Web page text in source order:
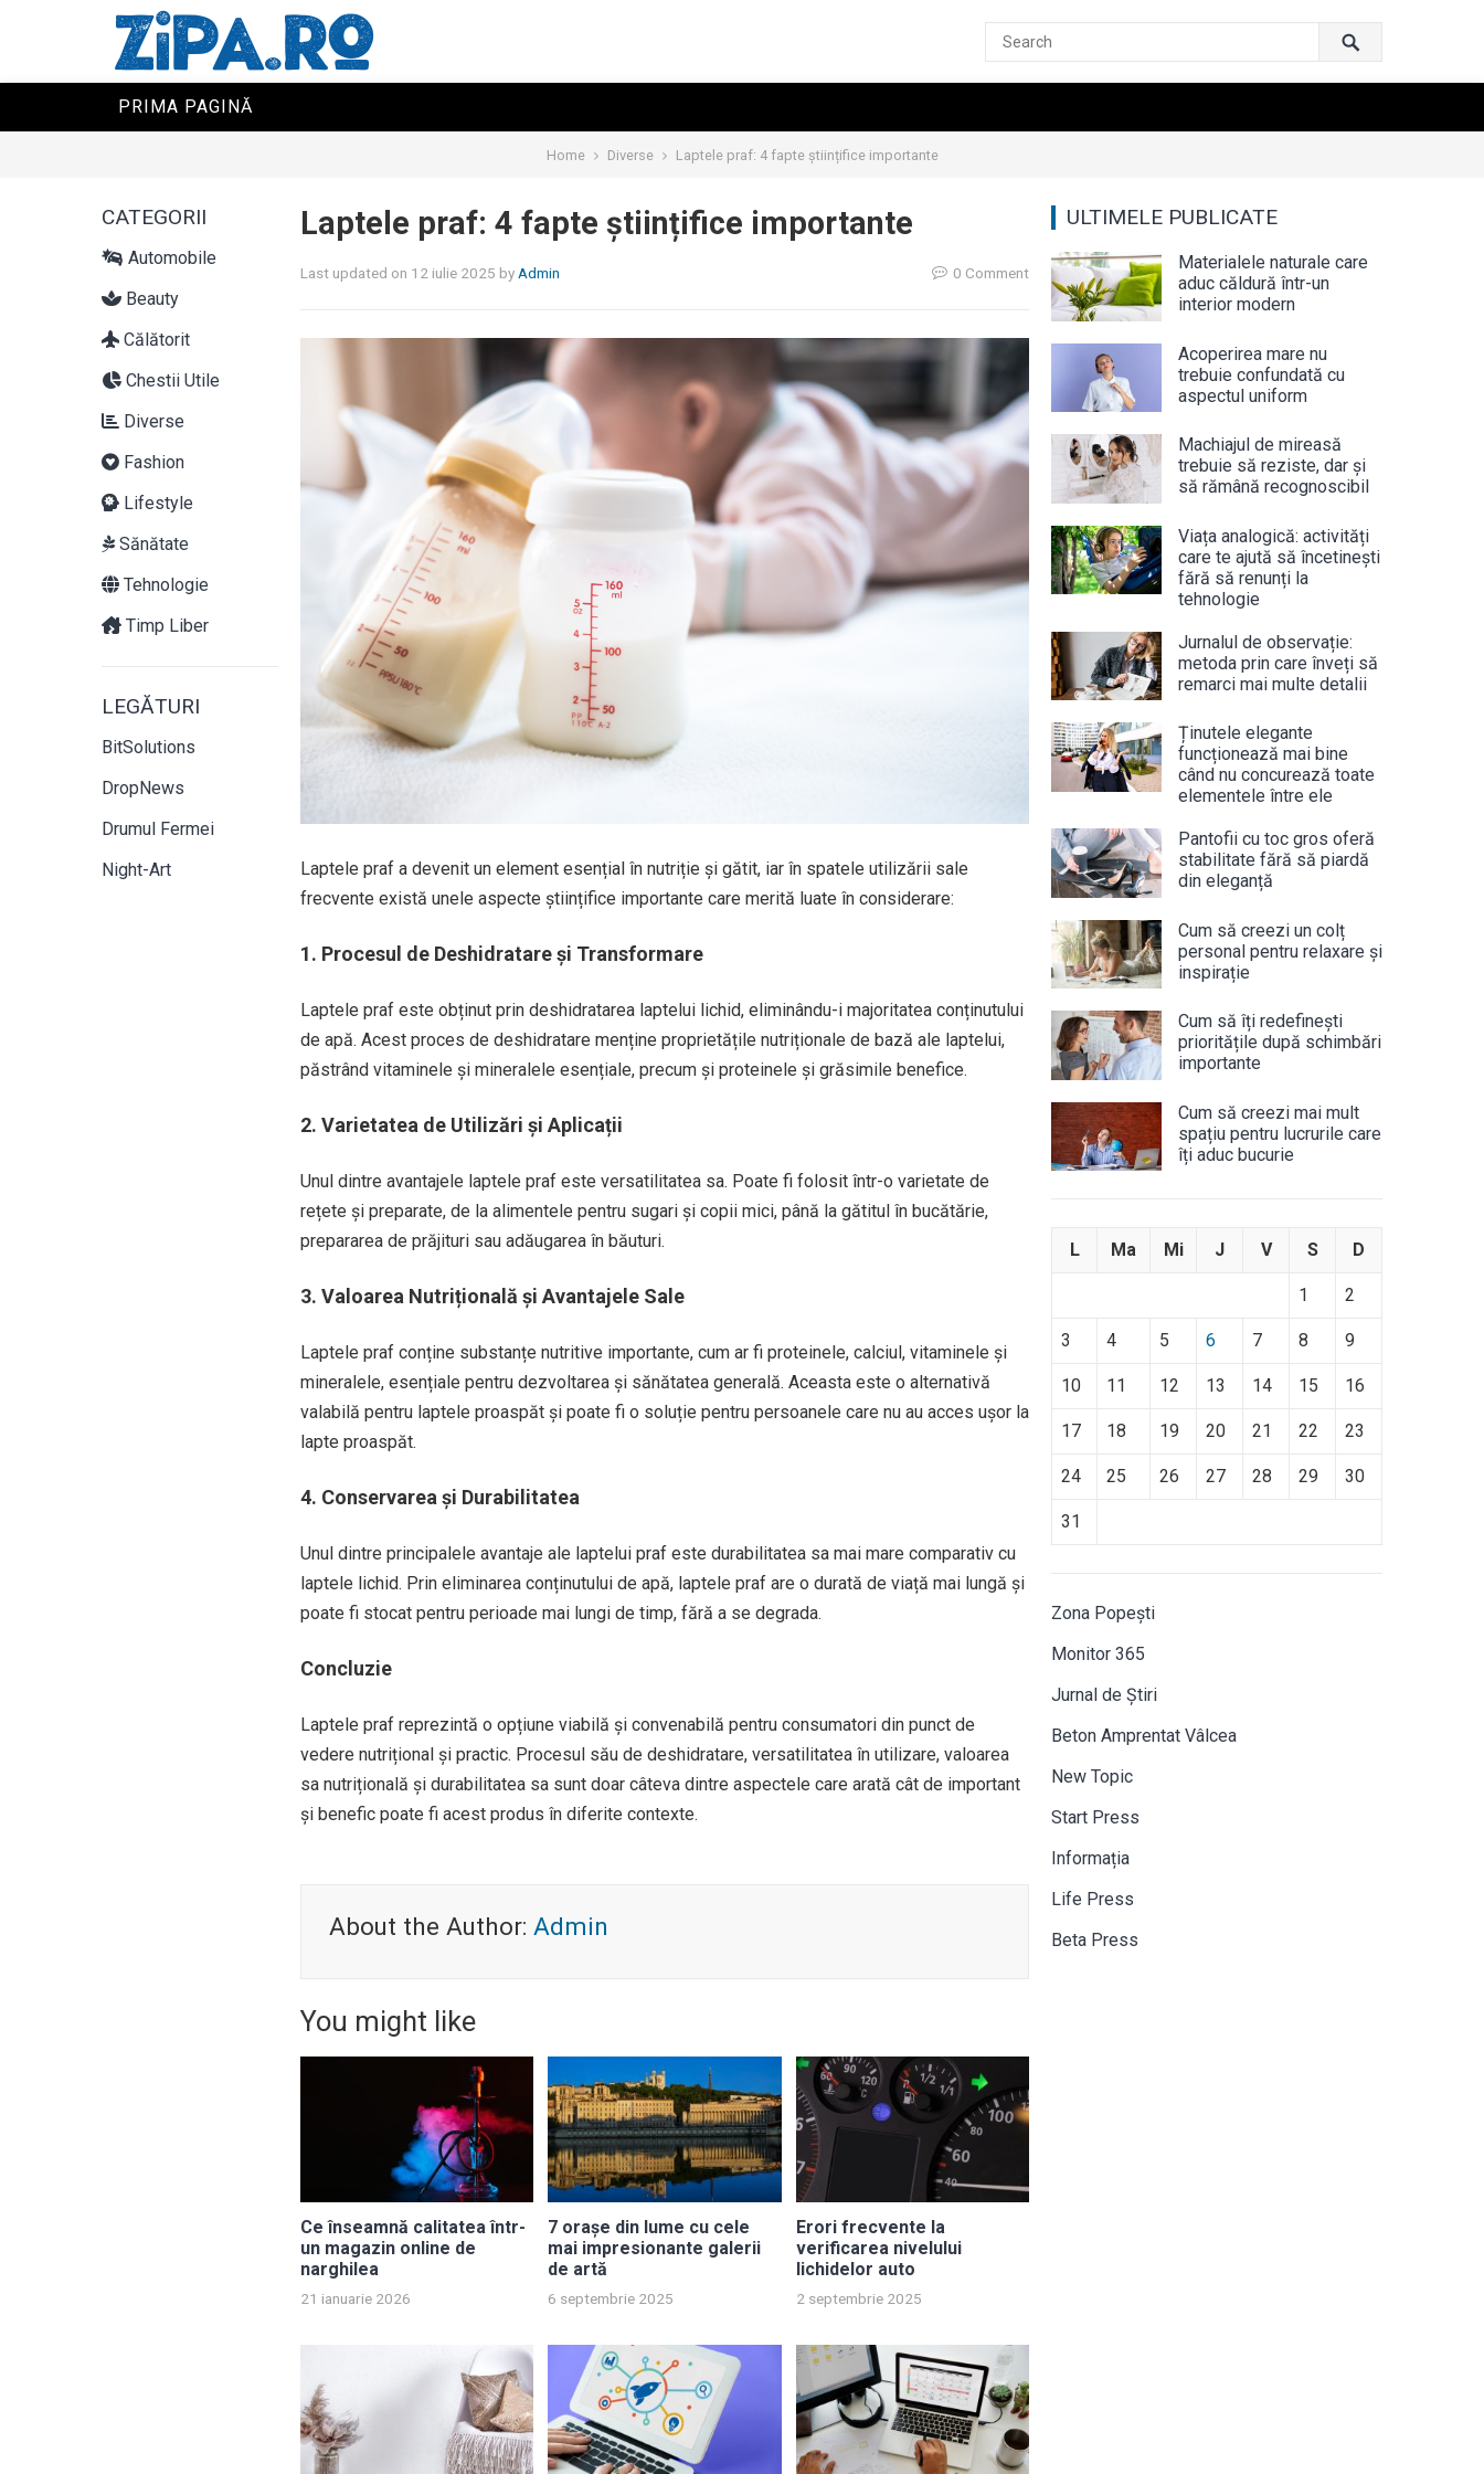
PRIMA PAGINĂ
Home Diverse Laptele praf: 4 fapte științifice importante
CATEGORII
Automobile
Beauty
Călătorit
Chestii Utile
Diverse
Fashion
Lifestyle
Sănătate
Tehnologie
Timp Liber
LEGĂTURI
BitSolutions
DropNews
Drumul Fermei
Night-Art
Laptele praf: 4 fapte științifice importante
Last updated on 12 iulie 2025 by Admin 0 Comment
Laptele praf a devenit un element esențial în nutriție și gătit, iar în spatele utilizării sale
frecvente există unele aspecte științifice importante care merită luate în considerare:
1. Procesul de Deshidratare și Transformare
Laptele praf este obținut prin deshidratarea laptelui lichid, eliminându-i majoritatea conținutului
de apă. Acest proces de deshidratare menține proprietățile nutriționale de bază ale laptelui,
păstrând vitaminele și mineralele esențiale, precum și proteinele și grăsimile benefice.
2. Varietatea de Utilizări și Aplicații
Unul dintre avantajele laptele praf este versatilitatea sa. Poate fi folosit într-o varietate de
rețete și preparate, de la alimentele pentru sugari și copii mici, până la gătitul în bucătărie,
prepararea de prăjituri sau adăugarea în băuturi.
3. Valoarea Nutrițională și Avantajele Sale
Laptele praf conține substanțe nutritive importante, cum ar fi proteinele, calciul, vitaminele și
mineralele, esențiale pentru dezvoltarea și sănătatea generală. Aceasta este o alternativă
valabilă pentru laptele proaspăt și poate fi o soluție pentru persoanele care nu au acces ușor la
lapte proaspăt.
4. Conservarea și Durabilitatea
Unul dintre principalele avantaje ale laptelui praf este durabilitatea sa mai mare comparativ cu
laptele lichid. Prin eliminarea conținutului de apă, laptele praf are o durată de viață mai lungă și
poate fi stocat pentru perioade mai lungi de timp, fără a se degrada.
Concluzie
Laptele praf reprezintă o opțiune viabilă și convenabilă pentru consumatori din punct de
vedere nutrițional și practic. Procesul său de deshidratare, versatilitatea în utilizare, valoarea
sa nutrițională și durabilitatea sa sunt doar câteva dintre aspectele care arată cât de important
și benefic poate fi acest produs în diferite contexte.
About the Author: Admin
You might like
Ce înseamnă calitatea într-
un magazin online de
narghilea
21 ianuarie 2026
7 orașe din lume cu cele
mai impresionante galerii
de artă
6 septembrie 2025
Erori frecvente la
verificarea nivelului
lichidelor auto
2 septembrie 2025
ULTIMELE PUBLICATE
Materialele naturale care
aduc căldură într-un
interior modern
Acoperirea mare nu
trebuie confundată cu
aspectul uniform
Machiajul de mireasă
trebuie să reziste, dar și
să rămână recognoscibil
Viața analogică: activități
care te ajută să încetinești
fără să renunți la
tehnologie
Jurnalul de observație:
metoda prin care înveți să
remarci mai multe detalii
Ținutele elegante
funcționează mai bine
când nu concurează toate
elementele între ele
Pantofii cu toc gros oferă
stabilitate fără să piardă
din eleganță
Cum să creezi un colț
personal pentru relaxare și
inspirație
Cum să îți redefinești
prioritățile după schimbări
importante
Cum să creezi mai mult
spațiu pentru lucrurile care
îți aduc bucurie
L Ma Mi J V S D
1 2
3 4 5 6 7 8 9
10 11 12 13 14 15 16
17 18 19 20 21 22 23
24 25 26 27 28 29 30
31
Zona Popești
Monitor 365
Jurnal de Știri
Beton Amprentat Vâlcea
New Topic
Start Press
Informația
Life Press
Beta Press